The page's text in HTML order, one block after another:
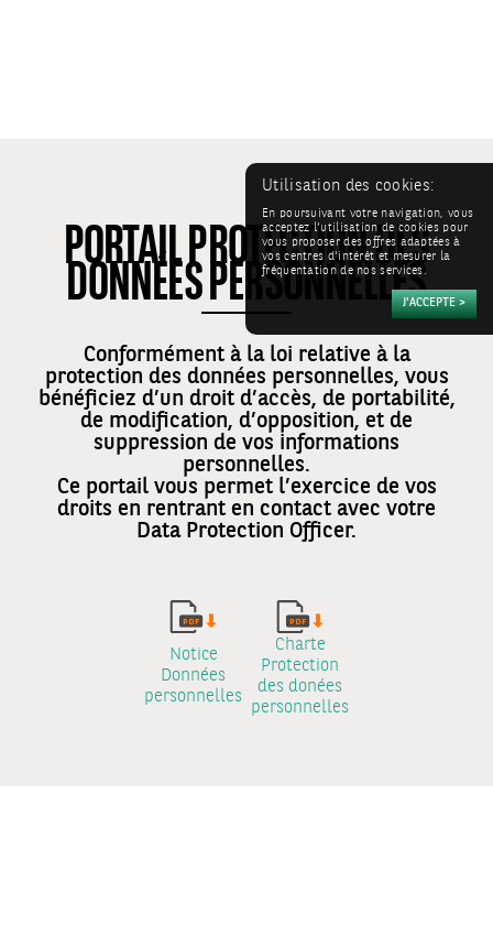
PORTAIL PROTECTION DES
DONNÉES PERSONNELLES
Conformément à la loi relative à la
protection des données personnelles, vous
bénéficiez d’un droit d’accès, de portabilité,
de modification, d’opposition, et de
suppression de vos informations
personnelles.
Ce portail vous permet l’exercice de vos
droits en rentrant en contact avec votre
Data Protection Officer.
Notice
Données
personnelles
Charte
Protection
des donées
personnelles
Utilisation des cookies:
En poursuivant votre navigation, vous
acceptez l'utilisation de cookies pour
vous proposer des offres adaptées à
vos centres d'intérêt et mesurer la
fréquentation de nos services.